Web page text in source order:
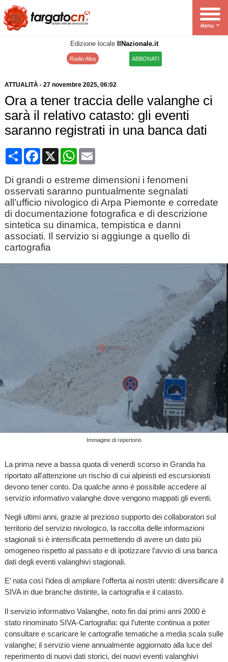
Edizione locale IlNazionale.it
Radio Alba ABBONATI
ATTUALITÀ- 27 novembre 2025, 06:02
Ora a tener traccia delle valanghe ci
sarà il relativo catasto: gli eventi
saranno registrati in una banca dati
CondividiFacebook
X WhatsApp
Email
Di grandi o estreme dimensioni i fenomeni
osservati saranno puntualmente segnalati
all’ufficio nivologico di Arpa Piemonte e corredate
di documentazione fotografica e di descrizione
sintetica su dinamica, tempistica e danni
associati. Il servizio si aggiunge a quello di
cartografia
Immagine di repertorio
La prima neve a bassa quota di venerdì scorso in Granda ha
riportato all'attenzione un rischio di cui alpinisti ed escursionisti
devono tener conto. Da qualche anno è possibile accedere al
servizio informativo valanghe dove vengono mappati gli eventi.
Negli ultimi anni, grazie al prezioso supporto dei collaboratori sul
territorio del servizio nivologico, la raccolta delle informazioni
stagionali si è intensificata permettendo di avere un dato più
omogeneo rispetto al passato e di ipotizzare l’avvio di una banca
dati degli eventi valanghivi stagionali.
E’ nata così l’idea di ampliare l’offerta ai nostri utenti: diversificare il
SIVA in due branche distinte, la cartografia e il catasto.
Il servizio informativo Valanghe, noto fin dai primi anni 2000 è
stato rinominato SIVA-Cartografia: qui l’utente continua a poter
consultare e scaricare le cartografie tematiche a media scala sulle
valanghe; il servizio viene annualmente aggiornato alla luce del
reperimento di nuovi dati storici, dei nuovi eventi valanghivi